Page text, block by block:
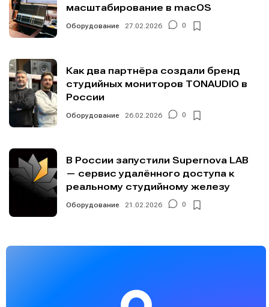
масштабирование в macOS
Оборудование 27.02.2026 0
Как два партнёра создали бренд
студийных мониторов TONAUDIO в
России
Оборудование 26.02.2026 0
В России запустили Supernova LAB
— сервис удалённого доступа к
реальному студийному железу
Оборудование 21.02.2026 0